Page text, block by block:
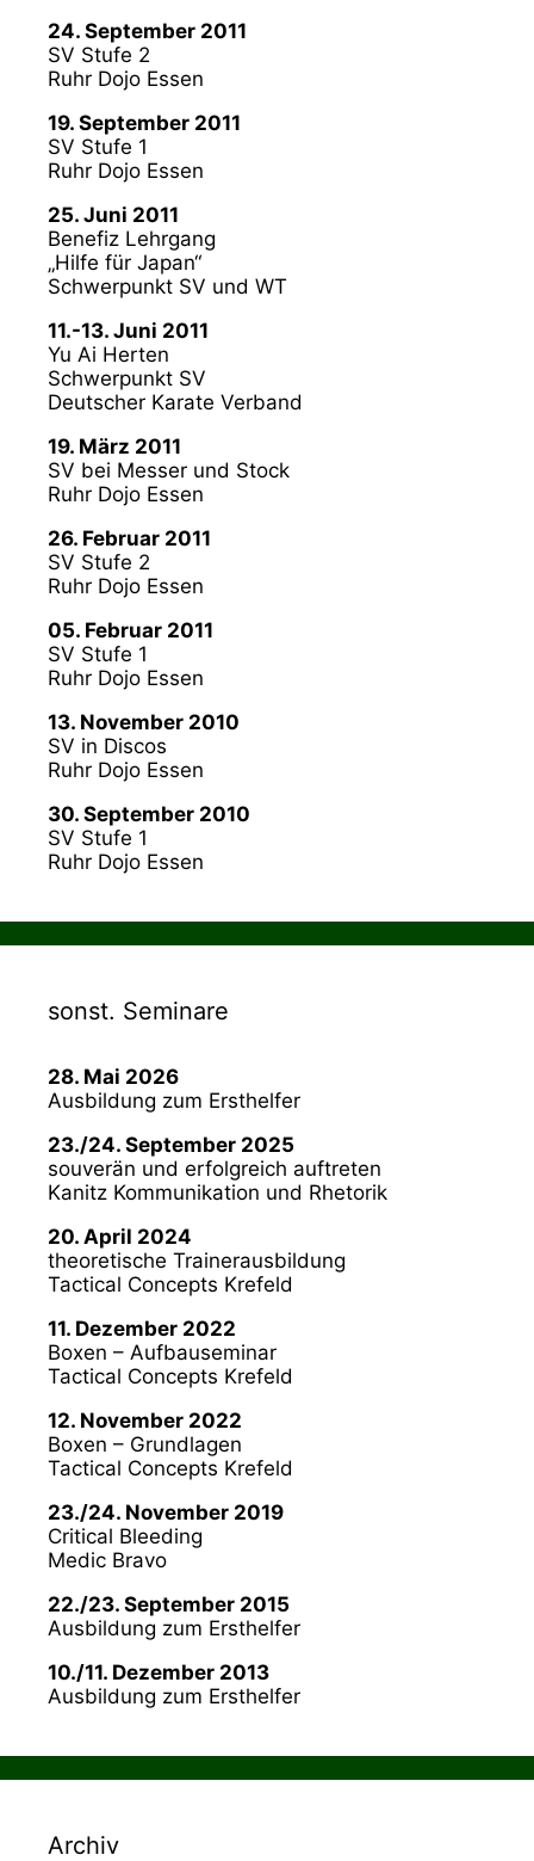
24. September 2011
SV Stufe 2
Ruhr Dojo Essen
19. September 2011
SV Stufe 1
Ruhr Dojo Essen
25. Juni 2011
Benefiz Lehrgang
„Hilfe für Japan“
Schwerpunkt SV und WT
11.-13. Juni 2011
Yu Ai Herten
Schwerpunkt SV
Deutscher Karate Verband
19. März 2011
SV bei Messer und Stock
Ruhr Dojo Essen
26. Februar 2011
SV Stufe 2
Ruhr Dojo Essen
05. Februar 2011
SV Stufe 1
Ruhr Dojo Essen
13. November 2010
SV in Discos
Ruhr Dojo Essen
30. September 2010
SV Stufe 1
Ruhr Dojo Essen
sonst. Seminare
28. Mai 2026
Ausbildung zum Ersthelfer
23./24. September 2025
souverän und erfolgreich auftreten
Kanitz Kommunikation und Rhetorik
20. April 2024
theoretische Trainerausbildung
Tactical Concepts Krefeld
11. Dezember 2022
Boxen – Aufbauseminar
Tactical Concepts Krefeld
12. November 2022
Boxen – Grundlagen
Tactical Concepts Krefeld
23./24. November 2019
Critical Bleeding
Medic Bravo
22./23. September 2015
Ausbildung zum Ersthelfer
10./11. Dezember 2013
Ausbildung zum Ersthelfer
Archiv